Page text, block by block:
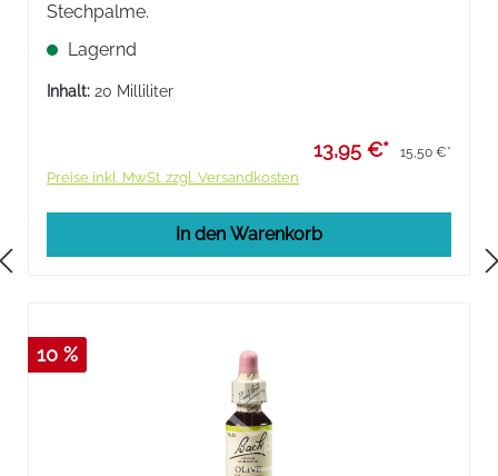
Stechpalme.
Lagernd
Inhalt: 20 Milliliter
13,95 €* 15,50 €*
Preise inkl. MwSt. zzgl. Versandkosten
In den Warenkorb
10 %